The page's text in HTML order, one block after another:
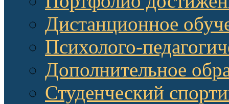
Дистанционное
Психолого-
Дополнительное
Студенческий